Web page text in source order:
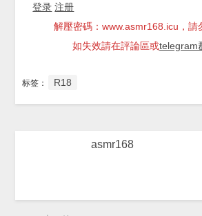
登录 注册
解壓密碼：www.asmr168.icu，請
如失效請在評論區或telegram
标签： R18
asmr168